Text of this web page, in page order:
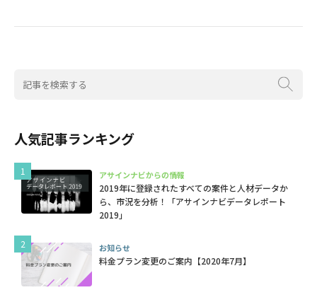
人気記事ランキング
アサインナビからの情報
2019年に登録されたすべての案件と人材データか
ら、市況を分析！「アサインナビデータレポート
2019」
お知らせ
料金プラン変更のご案内【2020年7月】